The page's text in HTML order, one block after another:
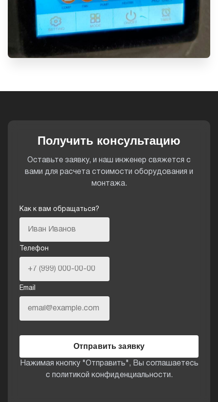
Получить консультацию
Оставьте заявку, и наш инженер свяжется с
вами для расчета стоимости оборудования и
монтажа.
Как к вам обращаться?
Телефон
Email
Отправить заявку
Нажимая кнопку "Отправить", Вы соглашаетесь
с политикой конфиденциальности.